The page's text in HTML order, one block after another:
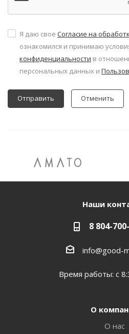
Я даю свое Согласие на
ознакомился и принимаю
конфиденциальности в
персональных данных и
Отменить
Наши
8 804-
info@good-
Время работы: с
О
О нас